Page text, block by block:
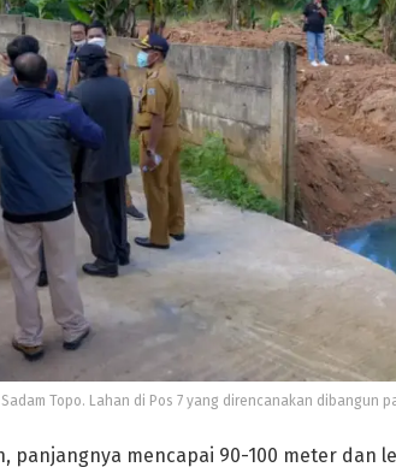
Topo. Lahan di Pos 7 yang direncanakan dibangun
panjangnya mencapai 90-100 meter dan